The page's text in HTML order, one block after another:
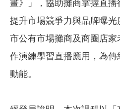
畫》」，協助攤商掌握直播
提升市場競爭力與品牌曝
市公有市場攤商及商圈店
作演練學習直播應用，為
動能。